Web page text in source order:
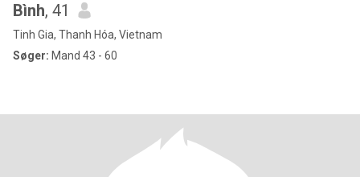
Bình, 41
Tinh Gia, Thanh Hóa, Vietnam
Søger: Mand 43 - 60